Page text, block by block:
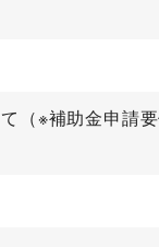
（※補助金申請要